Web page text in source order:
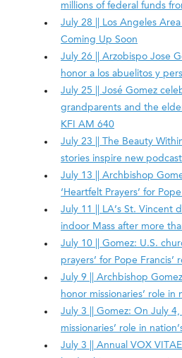
millions of federal funds
July 28 || Los Angeles
Coming Up Soon
July 26 || Arzobispo Jose
honor a los abuelitos y
July 25 || José Gomez
grandparents and the
KFI AM 640
July 23 || The Beauty
stories inspire new podcast
July 13 || Archbishop
‘Heartfelt Prayers’ for
July 11 || LA’s St. Vincent
indoor Mass after more
July 10 || Gomez: U.S.
prayers’ for Pope Francis’
July 9 || Archbishop
honor missionaries’ role in
July 3 || Gomez: On July 4,
missionaries’ role in
July 3 || Annual VOX